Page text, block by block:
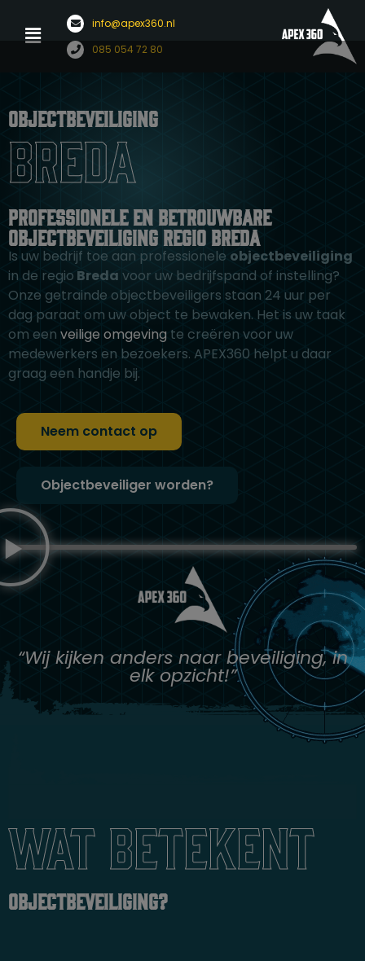
inhoud
info@apex360.nl
085 054 72 80
Menu
Objectbeveiliging
Breda
Professionele en betrouwbare
objectbeveiliging regio Breda
Is uw bedrijf toe aan professionele objectbeveiliging
in de regio Breda voor uw bedrijfspand of instelling?
Onze getrainde objectbeveiligers staan 24 uur per
dag paraat om uw object te bewaken. Het is uw taak
om een veilige omgeving te creëren voor uw
medewerkers en bezoekers. APEX360 helpt u daar
graag een handje bij.
Neem contact op
Objectbeveiliger worden?
“Wij kijken anders naar beveiliging, in
elk opzicht!”
Wat betekent
objectbeveiliging?